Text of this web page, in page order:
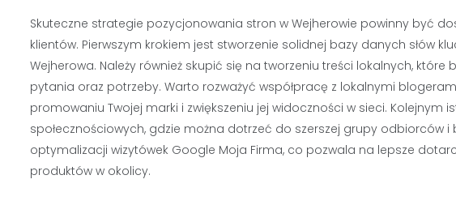
Skuteczne strategie pozycjonowania stron w Wejherowie powinny być
klientów. Pierwszym krokiem jest stworzenie solidnej bazy danych słów
Wejherowa. Należy również skupić się na tworzeniu treści lokalnych,
pytania oraz potrzeby. Warto rozważyć współpracę z lokalnymi
promowaniu Twojej marki i zwiększeniu jej widoczności w sieci.
społecznościowych, gdzie można dotrzeć do szerszej grupy odbiorców
optymalizacji wizytówek Google Moja Firma, co pozwala na lepsze
produktów w okolicy.